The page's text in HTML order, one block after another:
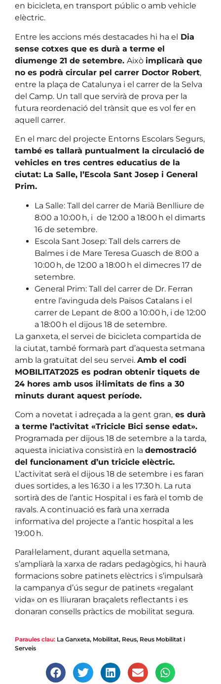
en bicicleta, en transport públic o amb vehicle
elèctric.
Entre les accions més destacades hi ha el Dia
sense cotxes que es durà a terme el
diumenge 21 de setembre. Això implicarà que
no es podrà circular pel carrer Doctor Robert,
entre la plaça de Catalunya i el carrer de la Selva
del Camp. Un tall que servirà de prova per la
futura reordenació del trànsit que es vol fer en
aquell carrer.
En el marc del projecte Entorns Escolars Segurs,
també es tallarà puntualment la circulació de
vehicles en tres centres educatius de la
ciutat: La Salle, l’Escola Sant Josep i General
Prim.
La Salle: Tall del carrer de Marià Benlliure de
8:00 a 10:00 h, i de 12:00 a 18:00 h el dimarts
16 de setembre.
Escola Sant Josep: Tall dels carrers de
Balmes i de Mare Teresa Guasch de 8:00 a
10:00 h, de 12:00 a 18:00 h el dimecres 17 de
setembre.
General Prim: Tall del carrer de Dr. Ferran
entre l’avinguda dels Països Catalans i el
carrer de Lepant de 8:00 a 10:00 h, i de 12:00
a 18:00 h el dijous 18 de setembre.
La ganxeta, el servei de bicicleta compartida de
la ciutat, també formarà part d’aquesta setmana
amb la gratuïtat del seu servei. Amb el codi
MOBILITAT2025 es podran obtenir tiquets de
24 hores amb usos il·limitats de fins a 30
minuts durant aquest període.
Com a novetat i adreçada a la gent gran, es durà
a terme l’activitat «Tricicle Bici sense edat».
Programada per dijous 18 de setembre a la tarda,
aquesta iniciativa consistirà en la demostració
del funcionament d’un tricicle elèctric.
L’activitat serà el dijous 18 de setembre i es faran
dues sortides, a les 16:30 i a les 17:30 h. La ruta
sortirà des de l’antic Hospital i es farà el tomb de
ravals. A continuació es farà una xerrada
informativa del projecte a l’antic hospital a les
19:00 h.
Paral·lelament, durant aquella setmana,
s’ampliarà la xarxa de radars pedagògics, hi haurà
formacions sobre patinets elèctrics i s’impulsarà
la campanya d’ús segur de patinets «regalant
vida» on es lliuraran braçalets reflectants i es
donaran consells pràctics de mobilitat segura.
Paraules clau: La Ganxeta, Mobilitat, Reus, Reus Mobilitat i
Serveis